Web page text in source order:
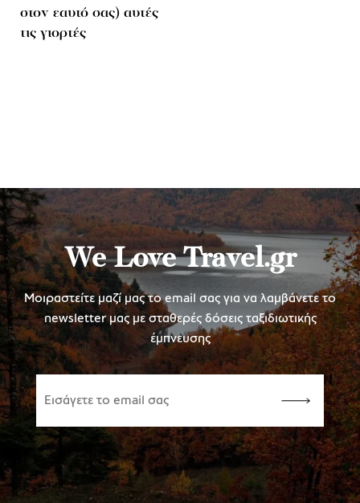
στον εαυτό σας) αυτές
τις γιορτές
We Love Travel.gr
Μοιραστείτε μαζί μας το email σας για να λαμβάνετε το
newsletter μας με σταθερές δόσεις ταξιδιωτικής
έμπνευσης